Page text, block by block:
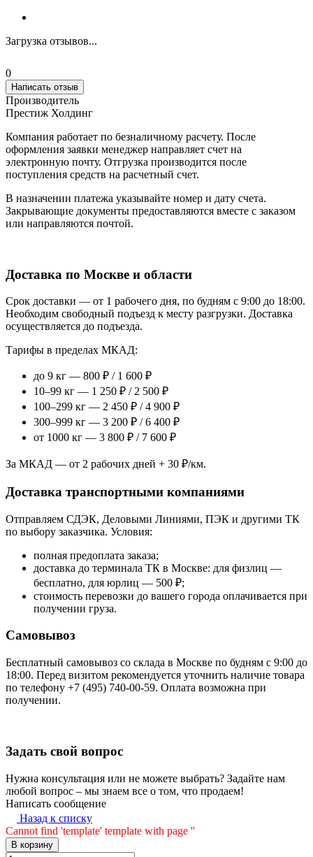
Загрузка отзывов...
0
Написать отзыв
Производитель
Престиж Холдинг
Компания работает по безналичному расчету. После
оформления заявки менеджер направляет счет на
электронную почту. Отгрузка производится после
поступления средств на расчетный счет.
В назначении платежа указывайте номер и дату счета.
Закрывающие документы предоставляются вместе с заказом
или направляются почтой.
Доставка по Москве и области
Срок доставки — от 1 рабочего дня, по будням с 9:00 до 18:00.
Необходим свободный подъезд к месту разгрузки. Доставка
осуществляется до подъезда.
Тарифы в пределах МКАД:
до 9 кг — 800 ₽ / 1 600 ₽
10–99 кг — 1 250 ₽ / 2 500 ₽
100–299 кг — 2 450 ₽ / 4 900 ₽
300–999 кг — 3 200 ₽ / 6 400 ₽
от 1000 кг — 3 800 ₽ / 7 600 ₽
За МКАД — от 2 рабочих дней + 30 ₽/км.
Доставка транспортными компаниями
Отправляем СДЭК, Деловыми Линиями, ПЭК и другими ТК
по выбору заказчика. Условия:
полная предоплата заказа;
доставка до терминала ТК в Москве: для физлиц —
бесплатно, для юрлиц — 500 ₽;
стоимость перевозки до вашего города оплачивается при
получении груза.
Самовывоз
Бесплатный самовывоз со склада в Москве по будням с 9:00 до
18:00. Перед визитом рекомендуется уточнить наличие товара
по телефону +7 (495) 740-00-59. Оплата возможна при
получении.
Задать свой вопрос
Нужна консультация или не можете выбрать? Задайте нам
любой вопрос – мы знаем все о том, что продаем!
Написать сообщение
Назад к списку
Cannot find 'template' template with page ''
В корзину